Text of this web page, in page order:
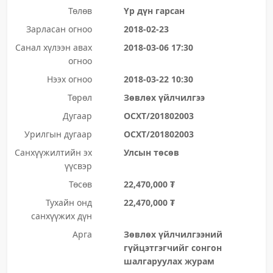
Төлөв
Үр дүн гарсан
Зарласан огноо
2018-02-23
Санал хүлээн авах
огноо
2018-03-06 17:30
Нээх огноо
2018-03-22 10:30
Төрөл
Зөвлөх үйлчилгээ
Дугаар
ОСХТ/201802003
Урилгын дугаар
ОСХТ/201802003
Санхүүжилтийн эх
үүсвэр
Улсын төсөв
Төсөв
22,470,000 ₮
Тухайн онд
санхүүжих дүн
22,470,000 ₮
Арга
Зөвлөх үйлчилгээний
гүйцэтгэгчийг сонгон
шалгаруулах журам